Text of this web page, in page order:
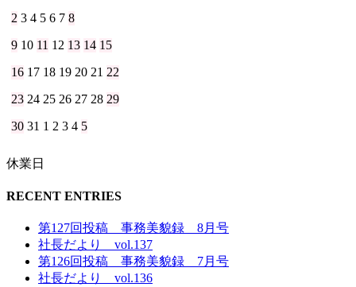
2 3 4 5 6 7 8
9 10 11 12 13 14 15
16 17 18 19 20 21 22
23 24 25 26 27 28 29
30 31 1 2 3 4 5
休業日
RECENT ENTRIES
第127回投稿 事務美貌録 8月号
社長だより vol.137
第126回投稿 事務美貌録 7月号
社長だより vol.136